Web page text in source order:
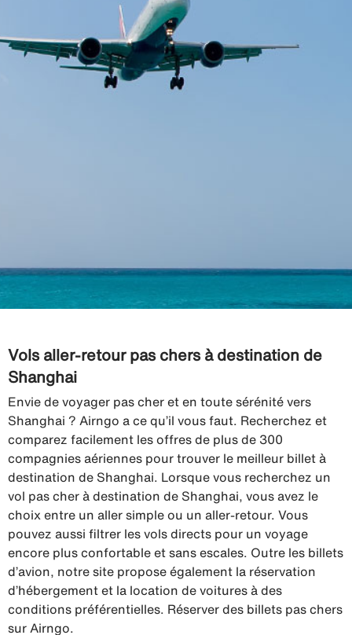
Vols aller-retour pas chers à destination de
Shanghai
Envie de voyager pas cher et en toute sérénité vers
Shanghai ? Airngo a ce qu’il vous faut. Recherchez et
comparez facilement les offres de plus de 300
compagnies aériennes pour trouver le meilleur billet à
destination de Shanghai. Lorsque vous recherchez un
vol pas cher à destination de Shanghai, vous avez le
choix entre un aller simple ou un aller-retour. Vous
pouvez aussi filtrer les vols directs pour un voyage
encore plus confortable et sans escales. Outre les billets
d’avion, notre site propose également la réservation
d’hébergement et la location de voitures à des
conditions préférentielles. Réserver des billets pas chers
sur Airngo.